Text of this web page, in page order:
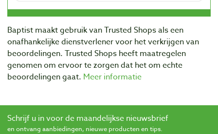
Baptist maakt gebruik van Trusted Shops als een
onafhankelijke dienstverlener voor het verkrijgen van
beoordelingen. Trusted Shops heeft maatregelen
genomen om ervoor te zorgen dat het om echte
beoordelingen gaat. Meer informatie
Schrijf u in voor de maandelijkse nieuwsbrief
en ontvang aanbiedingen, nieuwe producten en tips.